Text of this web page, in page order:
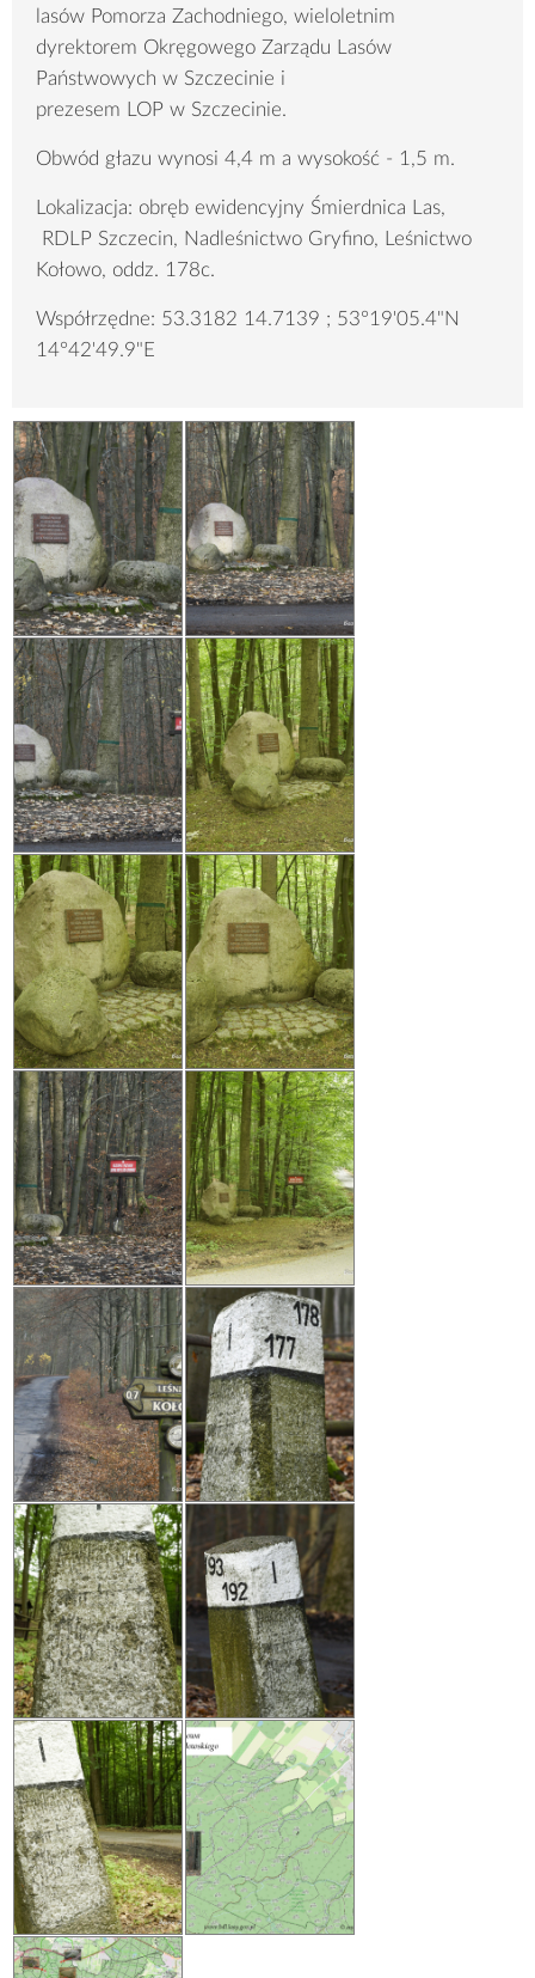
lasów Pomorza Zachodniego, wieloletnim
dyrektorem Okręgowego Zarządu Lasów
Państwowych w Szczecinie i
prezesem LOP w Szczecinie.
Obwód głazu wynosi 4,4 m a wysokość - 1,5 m.
Lokalizacja: obręb ewidencyjny Śmierdnica Las,
RDLP Szczecin, Nadleśnictwo Gryfino, Leśnictwo
Kołowo, oddz. 178c.
Współrzędne: 53.3182 14.7139 ; 53°19'05.4"N
14°42'49.9"E